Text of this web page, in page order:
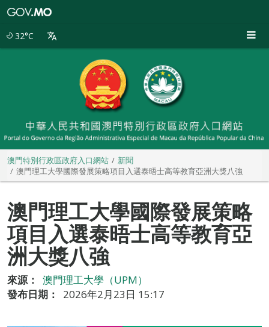
32°C
澳門特別行政區政府入口網站
新聞
澳門理工大學國際發展策略項目入選泰晤士高等教育亞洲大獎八強
澳門理工大學國際發展策略
項目入選泰晤士高等教育亞
洲大獎八強
來源：
澳門理工大學（UPM）
發布日期：
2026年2月23日 15:17